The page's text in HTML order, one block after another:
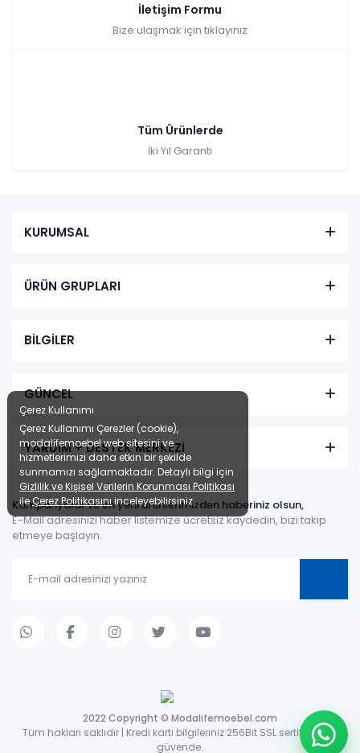
İletişim Formu
Bize ulaşmak için tıklayınız
Tüm Ürünlerde
İki Yıl Garanti
KURUMSAL
ÜRÜN GRUPLARI
BİLGİLER
GÜNCEL
YARDIM + DESTEK MERKEZİ
Kampanyalar ve en yeni ürünlerimizden haberiniz olsun,
E-Mail adresinizi haber listemize ücretsiz kaydedin, bizi takip
etmeye başlayın.
2022 Copyright © Modalifemoebel.com
Tüm hakları saklıdır | Kredi kartı bilgileriniz 256Bit SSL sertifikası ile
güvende.
Çerez Kullanımı
Çerez Kullanımı Çerezler (cookie),
modalifemoebel web sitesini ve
hizmetlerimizi daha etkin bir şekilde
sunmamızı sağlamaktadır. Detaylı bilgi için
Gizlilik ve Kişisel Verilerin Korunması Politikası
ileÇerez Politikasınıinceleyebilirsiniz.